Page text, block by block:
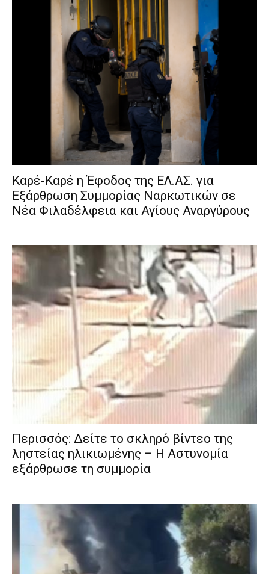
Καρέ-Καρέ η Έφοδος της ΕΛ.ΑΣ. για
Εξάρθρωση Συμμορίας Ναρκωτικών σε
Νέα Φιλαδέλφεια και Αγίους Αναργύρους
Περισσός: Δείτε το σκληρό βίντεο της
ληστείας ηλικιωμένης – Η Αστυνομία
εξάρθρωσε τη συμμορία